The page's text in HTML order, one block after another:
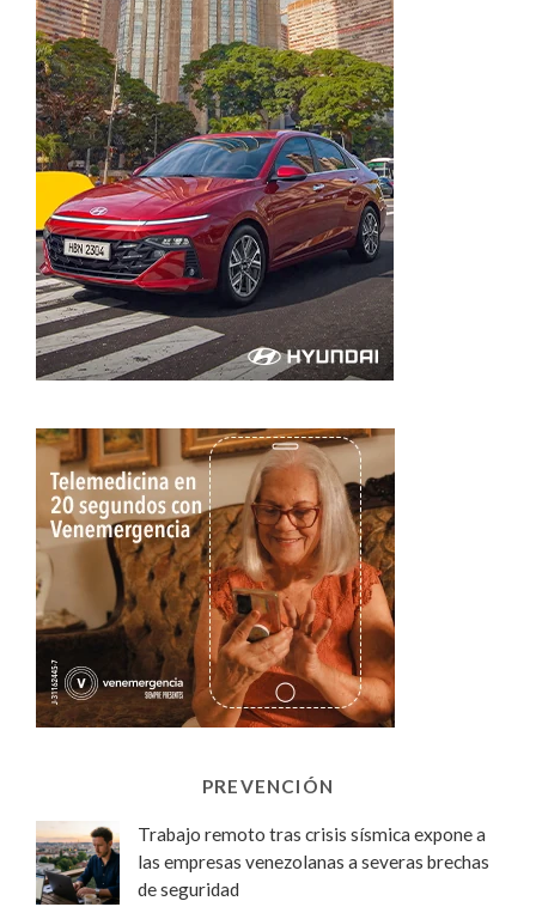
PREVENCIÓN
Trabajo remoto tras crisis sísmica expone a
las empresas venezolanas a severas brechas
de seguridad